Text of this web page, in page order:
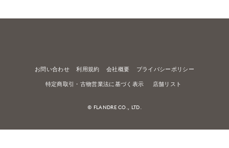
お問い合わせ 利用規約 会社概要 プライバシーポリシー
特定商取引・古物営業法に基づく表示 店舗リスト
© FLANDRE CO., LTD.